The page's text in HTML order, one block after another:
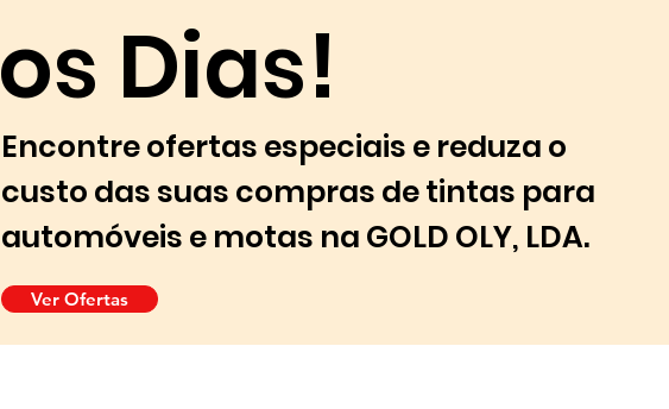
os Dias!
Encontre ofertas especiais e reduza o
custo das suas compras de tintas para
automóveis e motas na GOLD OLY, LDA.
Ver Ofertas